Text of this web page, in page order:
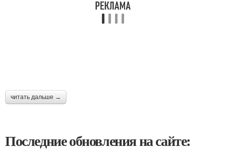
читать дальше →
Последние обновления на сайте: